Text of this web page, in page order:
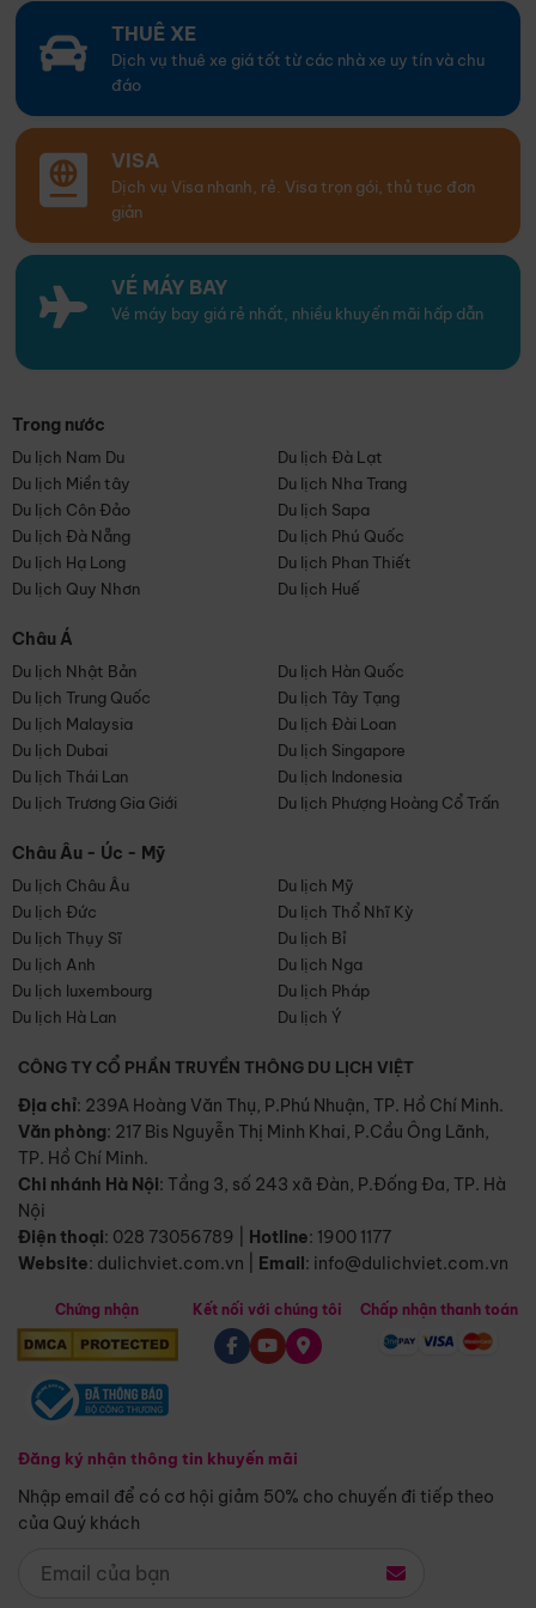
THUÊ XE
Dịch vụ thuê xe giá tốt từ các nhà xe uy tín và chu
đáo
VISA
Dịch vụ Visa nhanh, rẻ. Visa trọn gói, thủ tục đơn
giản
VÉ MÁY BAY
Vé máy bay giá rẻ nhất, nhiều khuyến mãi hấp dẫn
Trong nước
Du lịch Nam Du
Du lịch Đà Lạt
Du lịch Miền tây
Du lịch Nha Trang
Du lịch Côn Đảo
Du lịch Sapa
Du lịch Đà Nẵng
Du lịch Phú Quốc
Du lịch Hạ Long
Du lịch Phan Thiết
Du lịch Quy Nhơn
Du lịch Huế
Châu Á
Du lịch Nhật Bản
Du lịch Hàn Quốc
Du lịch Trung Quốc
Du lịch Tây Tạng
Du lịch Malaysia
Du lịch Đài Loan
Du lịch Dubai
Du lịch Singapore
Du lịch Thái Lan
Du lịch Indonesia
Du lịch Trương Gia Giới
Du lịch Phượng Hoàng Cổ Trấn
Châu Âu - Úc - Mỹ
Du lịch Châu Âu
Du lịch Mỹ
Du lịch Đức
Du lịch Thổ Nhĩ Kỳ
Du lịch Thụy Sĩ
Du lịch Bỉ
Du lịch Anh
Du lịch Nga
Du lịch luxembourg
Du lịch Pháp
Du lịch Hà Lan
Du lịch Ý
CÔNG TY CỔ PHẦN TRUYỀN THÔNG DU LỊCH VIỆT
Địa chỉ: 239A Hoàng Văn Thụ, P.Phú Nhuận, TP. Hồ Chí Minh.
Văn phòng: 217 Bis Nguyễn Thị Minh Khai, P.Cầu Ông Lãnh,
TP. Hồ Chí Minh.
Chi nhánh Hà Nội: Tầng 3, số 243 xã Đàn, P.Đống Đa, TP. Hà
Nội
Điện thoại: 028 73056789 Hotline: 1900 1177
Website: dulichviet.com.vn Email: info@dulichviet.com.vn
Chứng nhận
Đăng ký nhận thông tin khuyến mãi
Nhập email để có cơ hội giảm 50% cho chuyến đi tiếp theo
của Quý khách
Kết nối với chúng tôi Chấp nhận thanh toán